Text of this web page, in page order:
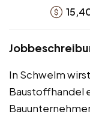
In Schwelm
Baustoffhandel